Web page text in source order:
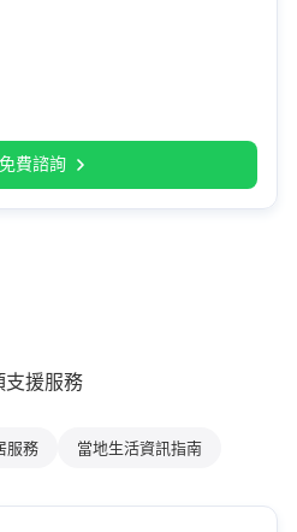
費諮詢
支援服務
服務 當地生活資訊指南